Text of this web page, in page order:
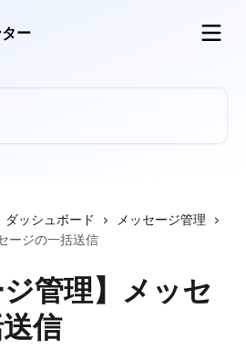
ダッシュボード
メッセージ管理
ージの一括送信
ジ管理】メッセ
信